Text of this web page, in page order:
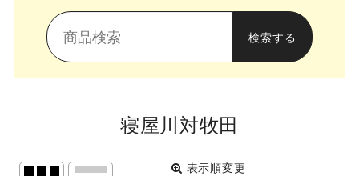
寝屋川対牧田
表示順変更